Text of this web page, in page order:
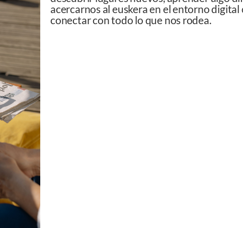
acercarnos al euskera en el entorno digital
conectar con todo lo que nos rodea.